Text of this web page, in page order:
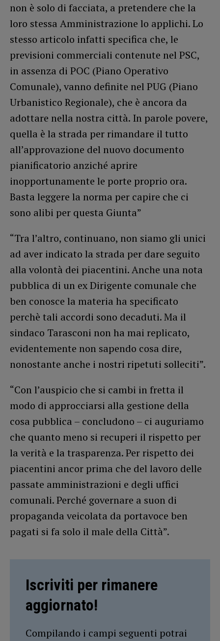
non è solo di facciata, a pretendere che la
loro stessa Amministrazione lo applichi. Lo
stesso articolo infatti specifica che, le
previsioni commerciali contenute nel PSC,
in assenza di POC (Piano Operativo
Comunale), vanno definite nel PUG (Piano
Urbanistico Regionale), che è ancora da
adottare nella nostra città. In parole povere,
quella è la strada per rimandare il tutto
all’approvazione del nuovo documento
pianificatorio anziché aprire
inopportunamente le porte proprio ora.
Basta leggere la norma per capire che ci
sono alibi per questa Giunta”
“Tra l’altro, continuano, non siamo gli unici
ad aver indicato la strada per dare seguito
alla volontà dei piacentini. Anche una nota
pubblica di un ex Dirigente comunale che
ben conosce la materia ha specificato
perchè tali accordi sono decaduti. Ma il
sindaco Tarasconi non ha mai replicato,
evidentemente non sapendo cosa dire,
nonostante anche i nostri ripetuti solleciti”.
“Con l’auspicio che si cambi in fretta il
modo di approcciarsi alla gestione della
cosa pubblica – concludono – ci auguriamo
che quanto meno si recuperi il rispetto per
la verità e la trasparenza. Per rispetto dei
piacentini ancor prima che del lavoro delle
passate amministrazioni e degli uffici
comunali. Perché governare a suon di
propaganda veicolata da portavoce ben
pagati si fa solo il male della Città”.
Iscriviti per rimanere
aggiornato!
Compilando i campi seguenti potrai